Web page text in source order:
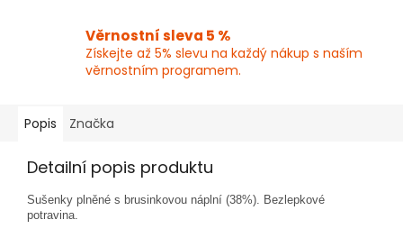
Věrnostní sleva 5 %
Získejte až 5% slevu na každý nákup s naším
věrnostním programem.
Popis Značka
Detailní popis produktu
Sušenky plněné s brusinkovou náplní (38%). Bezlepkové
potravina.